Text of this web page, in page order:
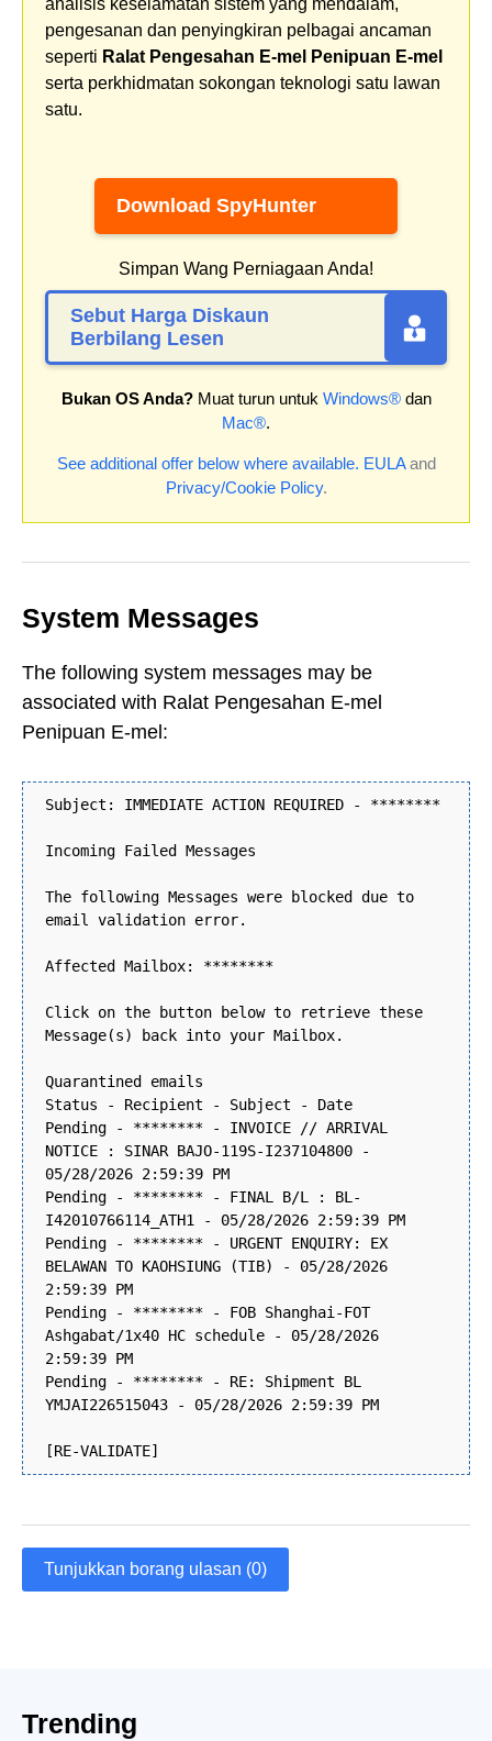
analisis keselamatan sistem yang mendalam,
pengesanan dan penyingkiran pelbagai ancaman
seperti Ralat Pengesahan E-mel Penipuan E-mel
serta perkhidmatan sokongan teknologi satu lawan
satu.
Download SpyHunter
Simpan Wang Perniagaan Anda!
Sebut Harga Diskaun
Berbilang Lesen
Bukan OS Anda?Muat turun untuk Windows®dan
Mac®.
See additional offer below where available. EULAand
Privacy/Cookie Policy.
System Messages
The following system messages may be
associated with Ralat Pengesahan E-mel
Penipuan E-mel:
Subject: IMMEDIATE ACTION REQUIRED - ********
Incoming Failed Messages
The following Messages were blocked due to
email validation error.
Affected Mailbox: ********
Click on the button below to retrieve these
Message(s) back into your Mailbox.
Quarantined emails
Status - Recipient - Subject - Date
Pending - ******** - INVOICE // ARRIVAL
NOTICE : SINAR BAJO-119S-I237104800 -
05/28/2026 2:59:39 PM
Pending - ******** - FINAL B/L : BL-
I42010766114_ATH1 - 05/28/2026 2:59:39 PM
Pending - ******** - URGENT ENQUIRY: EX
BELAWAN TO KAOHSIUNG (TIB) - 05/28/2026
2:59:39 PM
Pending - ******** - FOB Shanghai-FOT
Ashgabat/1x40 HC schedule - 05/28/2026
2:59:39 PM
Pending - ******** - RE: Shipment BL
YMJAI226515043 - 05/28/2026 2:59:39 PM
[RE-VALIDATE]
Tunjukkan borang ulasan (0)
Trending